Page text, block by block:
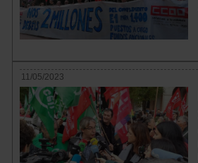
11/05/2023